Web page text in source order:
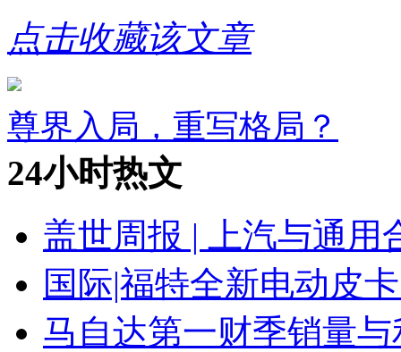
点击收藏该文章
尊界入局，重写格局？
24小时热文
盖世周报 | 上汽与通用
国际|福特全新电动皮
马自达第一财季销量